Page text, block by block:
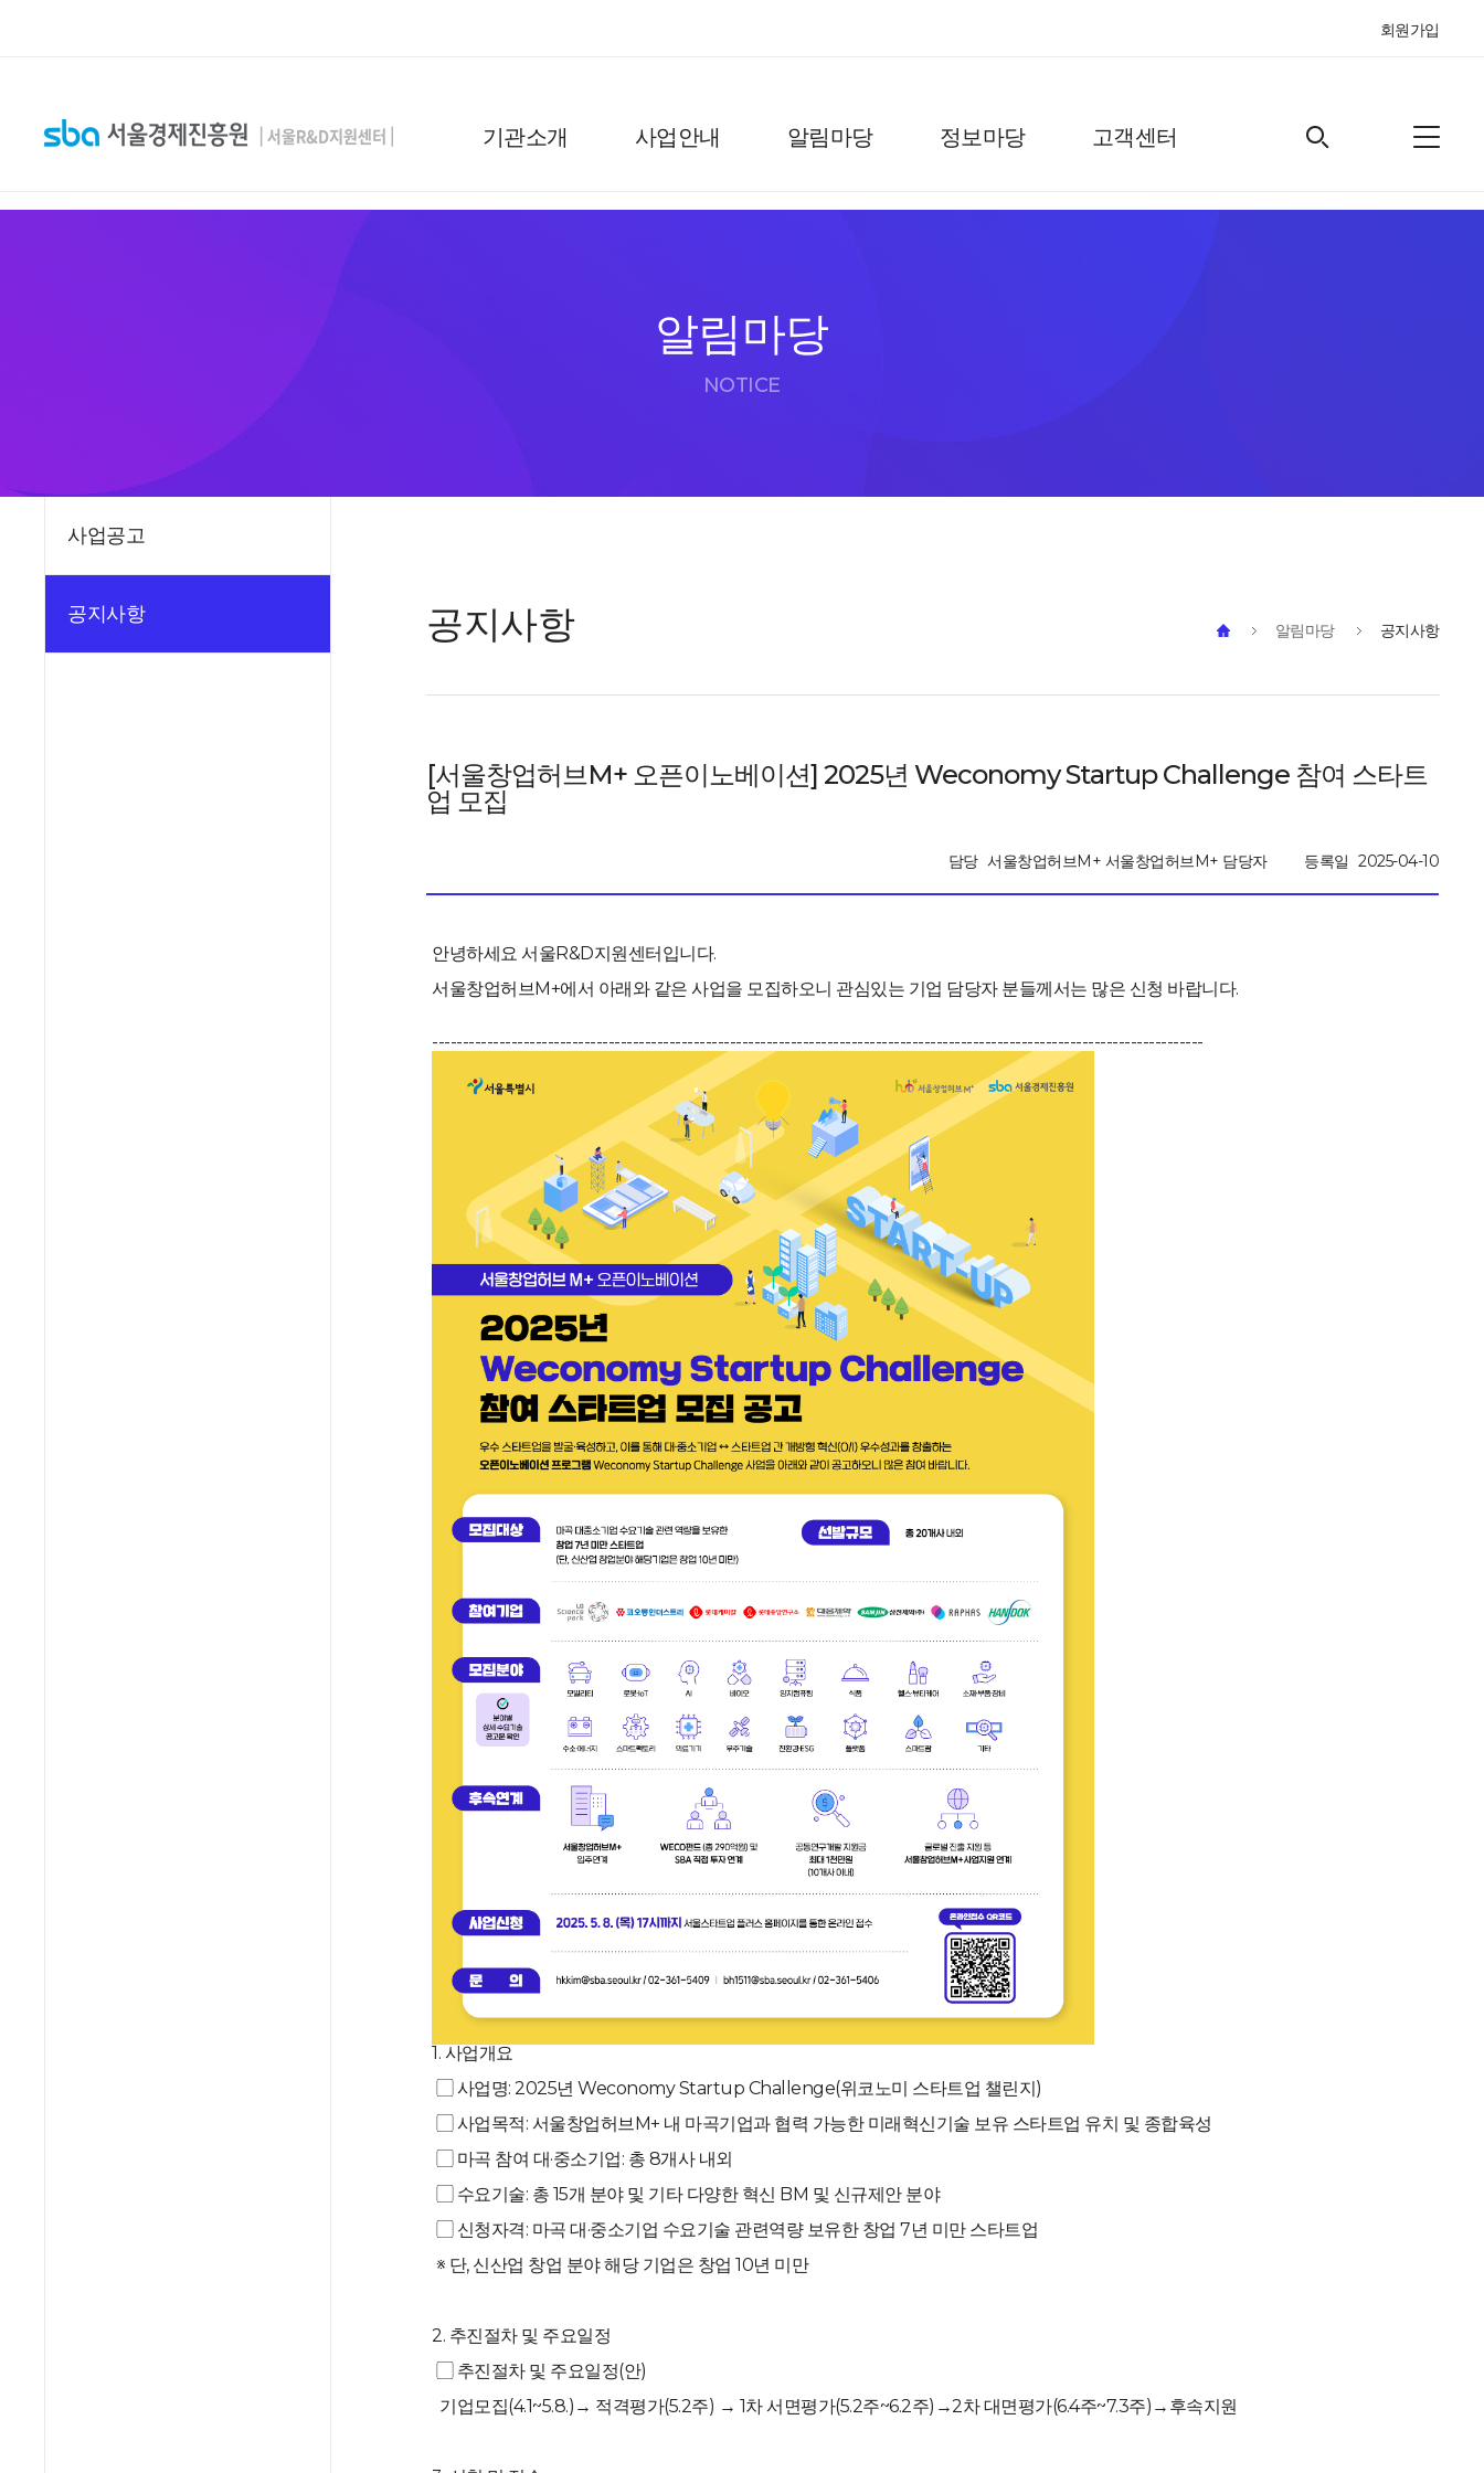
회원가입
기관소개 사업안내 알림마당 정보마당 고객센터
알림마당
NOTICE
사업공고
공지사항 공지사항 알림마당 공지사항
[서울창업허브M+ 오픈이노베이션] 2025년 Weconomy Startup Challenge 참여 스타트
업 모집
담당 서울창업허브M+ 서울창업허브M+ 담당자 등록일 2025-04-10
안녕하세요 서울R&D지원센터입니다.
서울창업허브M+에서 아래와 같은 사업을 모집하오니 관심있는 기업 담당자 분들께서는 많은 신청 바랍니다.
-------------------------------------------------------------------------------------------------------------------------------
1. 사업개요
▢ 사업명: 2025년 Weconomy Startup Challenge(위코노미 스타트업 챌린지)
▢ 사업목적: 서울창업허브M+ 내 마곡기업과 협력 가능한 미래혁신기술 보유 스타트업 유치 및 종합육성
▢ 마곡 참여 대·중소기업: 총 8개사 내외
­▢ 수요기술: 총 15개 분야 및 기타 다양한 혁신 BM 및 신규제안 분야
▢ 신청자격: 마곡 대·중소기업 수요기술 관련역량 보유한 창업 7년 미만 스타트업
※ 단, 신산업 창업 분야 해당 기업은 창업 10년 미만
2. 추진절차 및 주요일정
▢ 추진절차 및 주요일정(안)
기업모집(4.1~5.8.)→ 적격평가(5.2주) → 1차 서면평가(5.2주~6.2주)→2차 대면평가(6.4주~7.3주)→후속지원